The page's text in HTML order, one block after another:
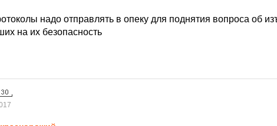
надо отправлять в опеку для поднятия вопроса об
на их безопасность